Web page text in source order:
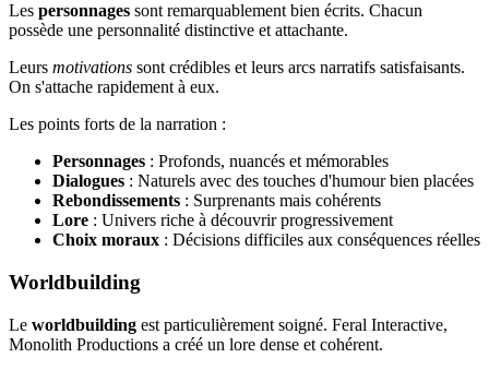
Les personnages sont remarquablement bien écrits. Chacun
possède une personnalité distinctive et attachante.
Leurs motivations sont crédibles et leurs arcs narratifs satisfaisants.
On s'attache rapidement à eux.
Les points forts de la narration :
Personnages : Profonds, nuancés et mémorables
Dialogues : Naturels avec des touches d'humour bien placées
Rebondissements : Surprenants mais cohérents
Lore : Univers riche à découvrir progressivement
Choix moraux : Décisions difficiles aux conséquences réelles
Worldbuilding
Le worldbuilding est particulièrement soigné. Feral Interactive,
Monolith Productions a créé un lore dense et cohérent.